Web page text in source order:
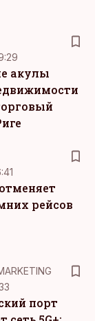
акулы
рейсов
порт